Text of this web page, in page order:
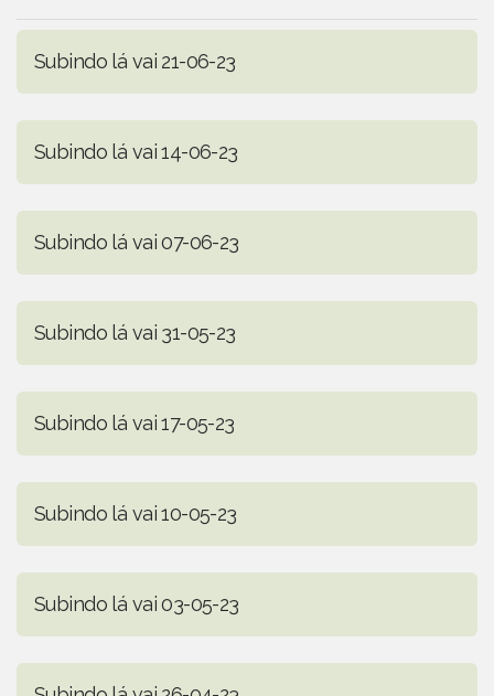
Subindo lá vai 21-06-23
Subindo lá vai 14-06-23
Subindo lá vai 07-06-23
Subindo lá vai 31-05-23
Subindo lá vai 17-05-23
Subindo lá vai 10-05-23
Subindo lá vai 03-05-23